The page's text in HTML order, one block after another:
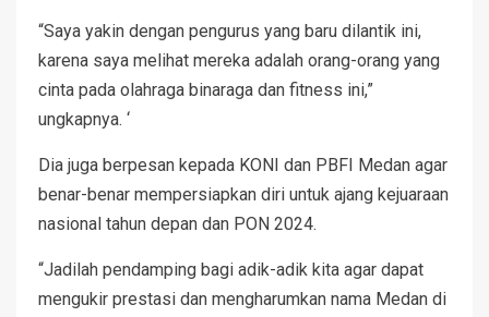
“Saya yakin dengan pengurus yang baru dilantik ini,
karena saya melihat mereka adalah orang-orang yang
cinta pada olahraga binaraga dan fitness ini,”
ungkapnya. ‘
Dia juga berpesan kepada KONI dan PBFI Medan agar
benar-benar mempersiapkan diri untuk ajang kejuaraan
nasional tahun depan dan PON 2024.
“Jadilah pendamping bagi adik-adik kita agar dapat
mengukir prestasi dan mengharumkan nama Medan di